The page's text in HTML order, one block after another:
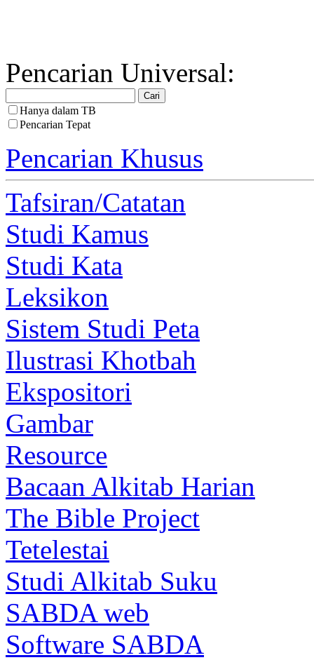
Pencarian Universal:
Hanya dalam TB
Pencarian Tepat
Pencarian Khusus
Tafsiran/Catatan
Studi Kamus
Studi Kata
Leksikon
Sistem Studi Peta
Ilustrasi Khotbah
Ekspositori
Gambar
Resource
Bacaan Alkitab Harian
The Bible Project
Tetelestai
Studi Alkitab Suku
SABDA web
Software SABDA